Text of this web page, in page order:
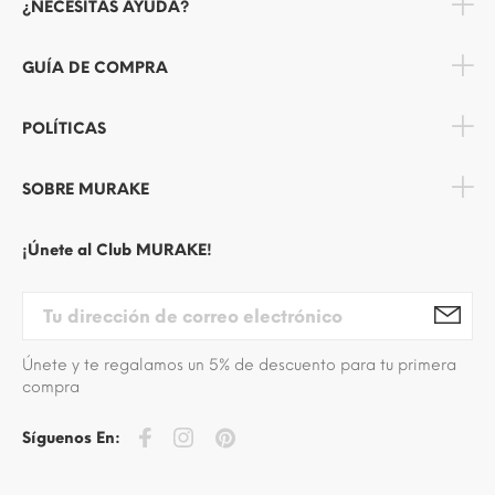
¿NECESITAS AYUDA?
GUÍA DE COMPRA
POLÍTICAS
SOBRE MURAKE
¡Únete al Club MURAKE!
Únete y te regalamos un 5% de descuento para tu primera
compra
Síguenos En: